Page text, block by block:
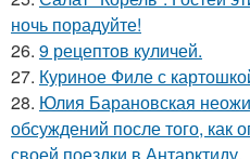
ночь порадуйте!
26. 9 рецептов куличей.
27. Куриное Филе с
28. Юлия Барановская
обсуждений после того, как